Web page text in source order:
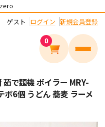
ゲスト ログイン 新規会員登録
0
メニュ
で麺機 ボイラー MRY-
6個 うどん 蕎麦 ラーメ